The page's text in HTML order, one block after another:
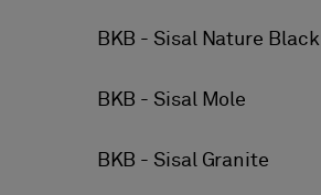
Sininen
Harmaa
BKB - Sisal Nature Black
BKB - Sisal Mole
BKB - Sisal Granite